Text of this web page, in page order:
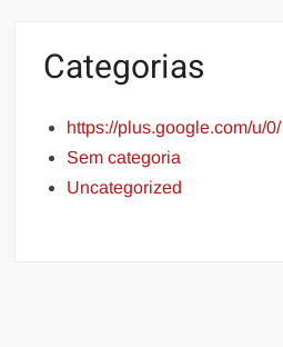
Categorias
https://plus.google.com/u/0/
Sem categoria
Uncategorized